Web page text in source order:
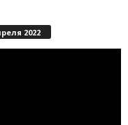
2022